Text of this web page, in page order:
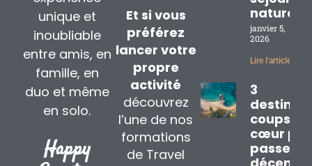
unique et
inoubliable
entre amis, en
famille, en
duo et même
en solo.
Happy
Et si vous
préférez
lancer votre
propre
activité
découvrez
l’une de nos
formations
de Travel
nature
janvier 5,
2026
Lire l'article »
3
coups de
cœur
passer